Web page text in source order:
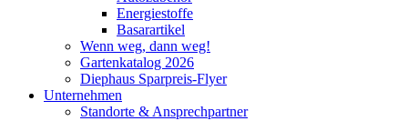
Energiestoffe
Basarartikel
Wenn weg, dann weg!
Gartenkatalog 2026
Diephaus Sparpreis-Flyer
Unternehmen
Standorte & Ansprechpartner